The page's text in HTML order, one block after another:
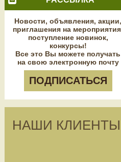
Новости, объявления, акции,
приглашения на
поступление новинок,
конкурсы!
Все это Вы можете получать
на свою электронную почту
ПОДПИСАТЬСЯ
НАШИ